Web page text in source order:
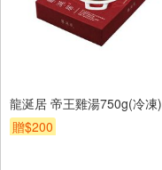
龍涎居 帝王雞湯750g(冷凍)
贈$200